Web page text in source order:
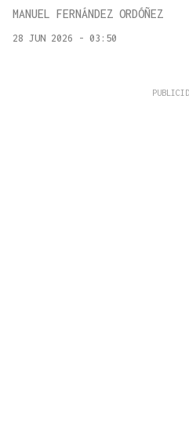
MANUEL FERNÁNDEZ ORDÓÑEZ
28 JUN 2026 - 03:50